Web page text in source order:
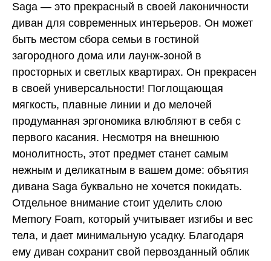
Saga — это прекрасный в своей лаконичности
диван для современных интерьеров. Он может
быть местом сбора семьи в гостиной
загородного дома или лаунж-зоной в
просторных и светлых квартирах. Он прекрасен
в своей универсальности! Поглощающая
мягкость, плавные линии и до мелочей
продуманная эргономика влюбляют в себя с
первого касания. Несмотря на внешнюю
монолитность, этот предмет станет самым
нежным и деликатным в вашем доме: объятия
дивана Saga буквально не хочется покидать.
Отдельное внимание стоит уделить слою
Memory Foam, который учитывает изгибы и вес
тела, и дает минимальную усадку. Благодаря
ему диван сохранит свой первозданный облик